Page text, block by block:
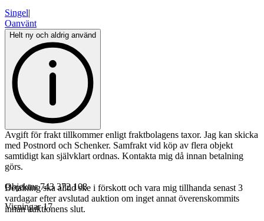
Singel|
Oanvänt
Helt ny och aldrig använd
Avgift för frakt tillkommer enligt fraktbolagens taxor. Jag kan skicka
med Postnord och Schenker. Samfrakt vid köp av flera objekt
samtidigt kan självklart ordnas. Kontakta mig då innan betalning
görs.
Betalning ska alltid ske i förskott och vara mig tillhanda senast 3
vardagar efter avslutad auktion om inget annat överenskommits
innan auktionens slut.
Objektnr 743 372 108
Visningar 17